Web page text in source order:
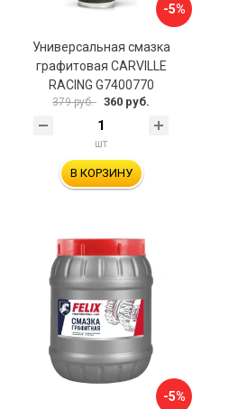
-5%
Универсальная смазка
графитовая CARVILLE
RACING G7400770
379 руб. 360 руб.
шт
В КОРЗИНУ
-5%